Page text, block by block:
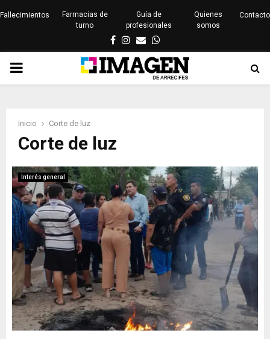
Fallecimientos
Farmacias de
turno
Guía de
profesionales
Quienes
somos
Contacto
Facebook
Instagram
EmailWhatsapp
PRIMARY
Inicio Corte de luz
Corte de luz
Interés general